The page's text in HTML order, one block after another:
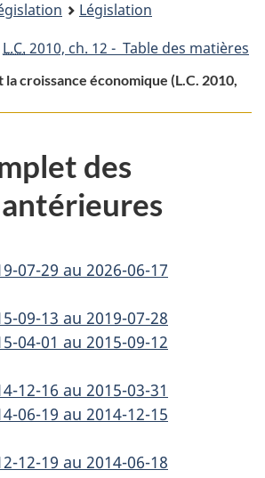
Législation
L.C. 2010, ch. 12 - Table des matières
la croissance économique (L.C. 2010,
des
07-29 au 2026-06-17
09-13 au 2019-07-28
04-01 au 2015-09-12
12-16 au 2015-03-31
06-19 au 2014-12-15
12-19 au 2014-06-18